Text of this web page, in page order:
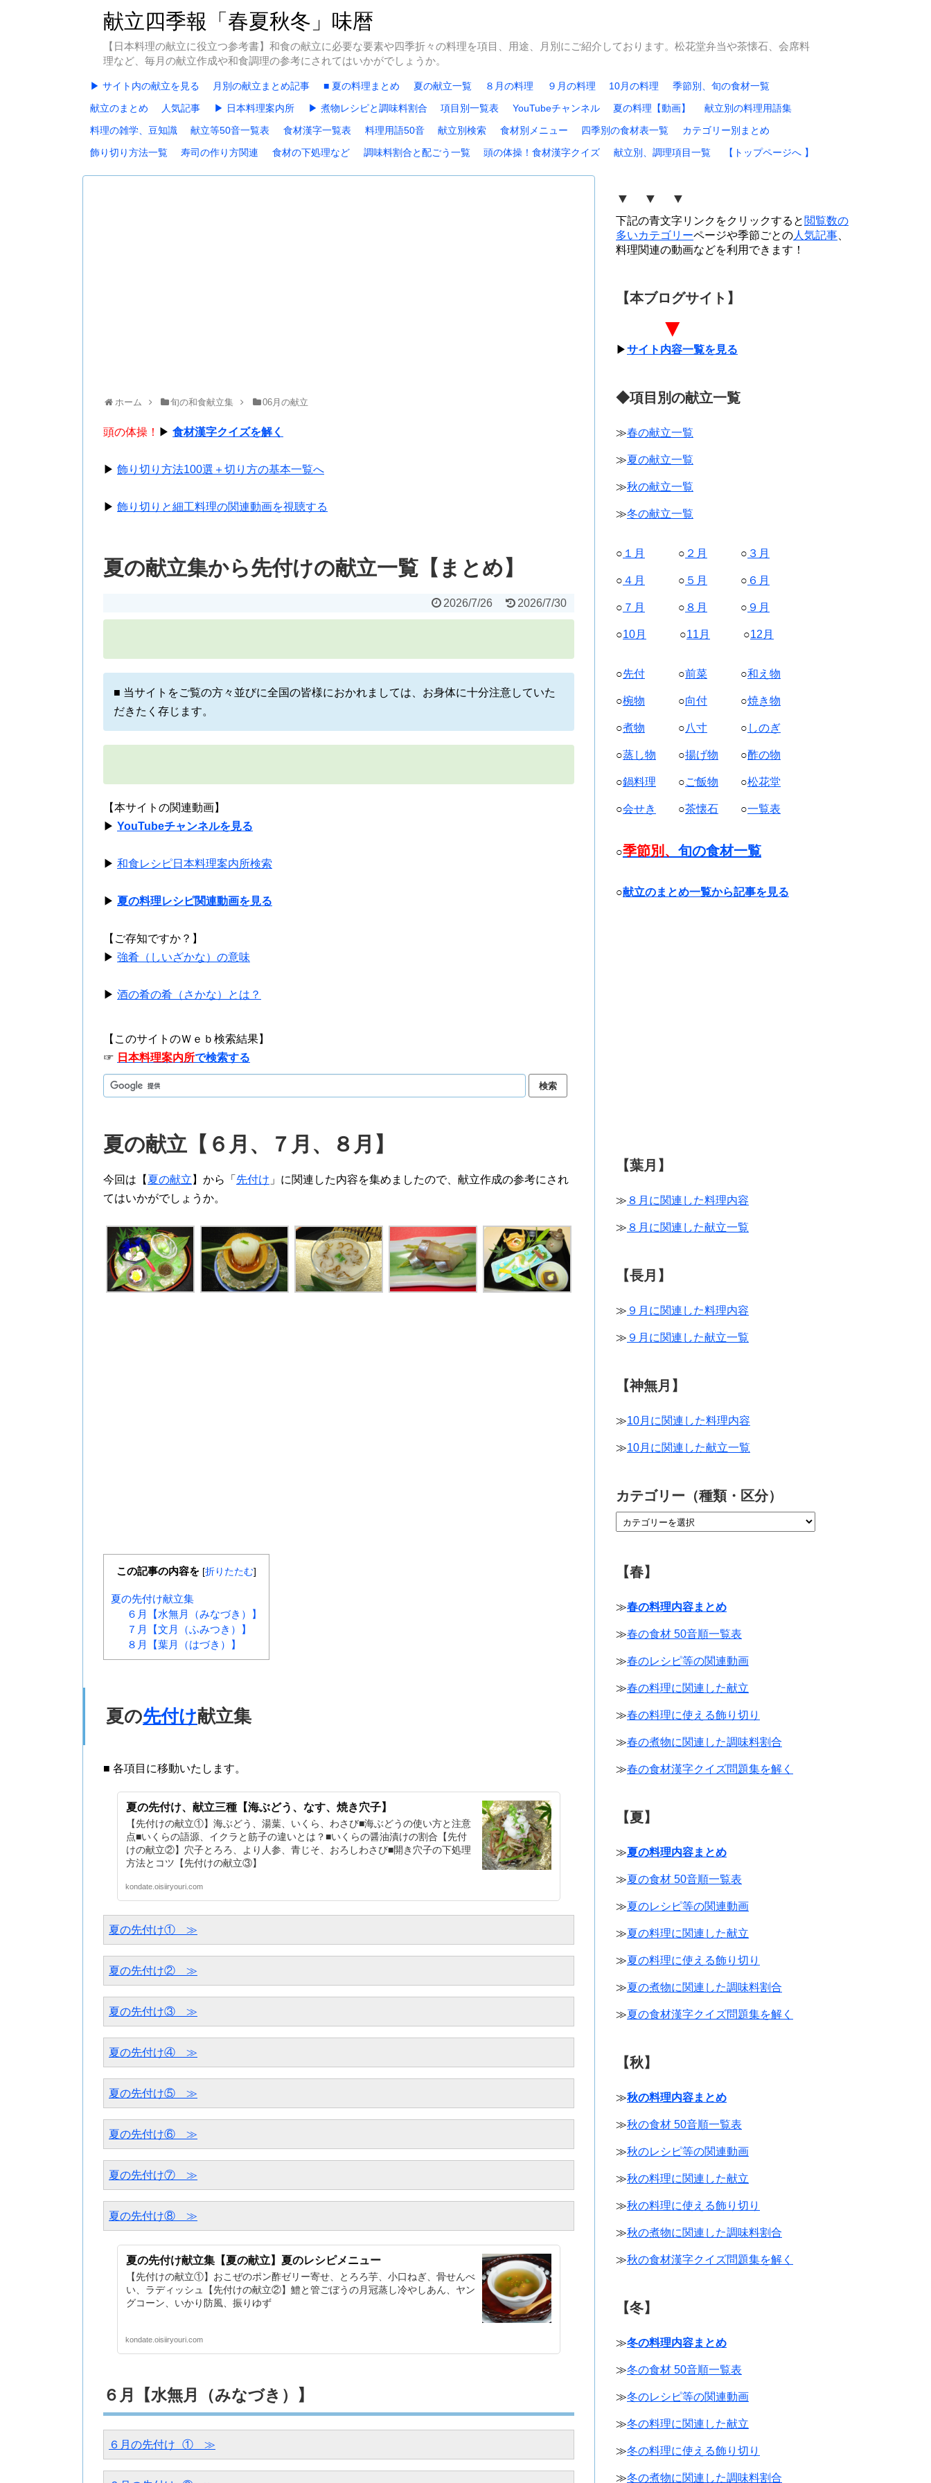
献立四季報「春夏秋冬」味暦
【日本料理の献立に役立つ参考書】和食の献立に必要な要素や四季折々の料理を項目、用途、月別にご紹介しております。松花堂弁当や茶懐石、会席料
理など、毎月の献立作成や和食調理の参考にされてはいかがでしょうか。
▶ サイト内の献立を見る 月別の献立まとめ記事 ■ 夏の料理まとめ 夏の献立一覧 ８月の料理 ９月の料理 10月の料理
季節別、旬の食材一覧
献立のまとめ
人気記事 ▶ 日本料理案内所 ▶ 煮物レシピと調味料割合 項目別一覧表 YouTubeチャンネル 夏の料理【動画】
献立別の料理用語集
料理の雑学、豆知識
献立等50音一覧表 食材漢字一覧表 料理用語50音 献立別検索 食材別メニュー 四季別の食材表一覧
カテゴリー別まとめ
飾り切り方法一覧
寿司の作り方関連 食材の下処理など 調味料割合と配ごう一覧 頭の体操！食材漢字クイズ 献立別、調理項目一覧 【トップページへ 】
ホーム 旬の和食献立集 06月の献立
頭の体操！ ▶ 食材漢字クイズを解く
▶ 飾り切り方法100選＋切り方の基本一覧へ
▶ 飾り切りと細工料理の関連動画を視聴する
夏の献立集から先付けの献立一覧【まとめ】
2026/7/26 2026/7/30
■ 当サイトをご覧の方々並びに全国の皆様におかれましては、お身体に十分注意していた
だきたく存じます。
【本サイトの関連動画】
▶ YouTubeチャンネルを見る
▶ 和食レシピ日本料理案内所検索
▶ 夏の料理レシピ関連動画を見る
【ご存知ですか？】
▶ 強肴（しいざかな）の意味
▶ 酒の肴の肴（さかな）とは？
【このサイトのＷｅｂ検索結果】
☞ 日本料理案内所で検索する
夏の献立【６月、７月、８月】
今回は【 夏の献立 】から「 先付け 」に関連した内容を集めましたので、献立作成の参考にされ
てはいかがでしょうか。
この記事の内容を [折りたたむ]
夏の先付け献立集
６月【水無月（みなづき）】
７月【文月（ふみつき）】
８月【葉月（はづき）】
夏の先付け献立集
■ 各項目に移動いたします。
夏の先付け、献立三種【海ぶどう、なす、焼き穴子】
【先付けの献立①】海ぶどう、湯葉、いくら、わさび■海ぶどうの使い方と注意
点■いくらの語源、イクラと筋子の違いとは？■いくらの醤油漬けの割合【先付
けの献立②】穴子とろろ、より人参、青じそ、おろしわさび■開き穴子の下処理
方法とコツ【先付けの献立③】
kondate.oisiiryouri.com
夏の先付け①　≫
夏の先付け②　≫
夏の先付け③　≫
夏の先付け④　≫
夏の先付け⑤　≫
夏の先付け⑥　≫
夏の先付け⑦　≫
夏の先付け⑧　≫
夏の先付け献立集【夏の献立】夏のレシピメニュー
【先付けの献立①】おこぜのポン酢ゼリー寄せ、とろろ芋、小口ねぎ、骨せんべ
い、ラディッシュ【先付けの献立②】鱧と管ごぼうの月冠蒸し冷やしあん、ヤン
グコーン、いかり防風、振りゆず
kondate.oisiiryouri.com
６月【水無月（みなづき）】
６月の先付け ①　≫
▼ ▼ ▼
下記の青文字リンクをクリックすると 閲覧数の
多いカテゴリーページや季節ごとの人気記事
料理関連の動画などを利用できます！
【本ブログサイト】
▼
▶サイト内容一覧を見る
◆項目別の献立一覧
≫春の献立一覧
≫夏の献立一覧
≫秋の献立一覧
≫冬の献立一覧
○ １月 ○ ２月 ○ ３月
○ ４月 ○ ５月 ○ ６月
○ ７月 ○ ８月 ○ ９月
○10月 ○11月 ○12月
○先付 ○前菜 ○和え物
○椀物 ○向付 ○焼き物
○煮物 ○八寸 ○ しのぎ
○蒸し物 ○揚げ物 ○酢の物
○鍋料理 ○ご飯物 ○松花堂
○会せき ○茶懐石 ○一覧表
○季節別、 旬の食材一覧
○献立のまとめ一覧から記事を見る
【葉月】
≫ ８月に関連した料理内容
≫ ８月に関連した献立一覧
【長月】
≫ ９月に関連した料理内容
≫ ９月に関連した献立一覧
【神無月】
≫10月に関連した料理内容
≫10月に関連した献立一覧
カテゴリー（種類・区分）
【春】
≫春の料理内容まとめ
≫春の食材 50音順一覧表
≫春のレシピ等の関連動画
≫春の料理に関連した献立
≫春の料理に使える飾り切り
≫春の煮物に関連した調味料割合
≫春の食材漢字クイズ問題集を解く
【夏】
≫夏の料理内容まとめ
≫夏の食材 50音順一覧表
≫夏のレシピ等の関連動画
≫夏の料理に関連した献立
≫夏の料理に使える飾り切り
≫夏の煮物に関連した調味料割合
≫夏の食材漢字クイズ問題集を解く
【秋】
≫秋の料理内容まとめ
≫秋の食材 50音順一覧表
≫秋のレシピ等の関連動画
≫秋の料理に関連した献立
≫秋の料理に使える飾り切り
≫秋の煮物に関連した調味料割合
≫秋の食材漢字クイズ問題集を解く
【冬】
≫冬の料理内容まとめ
≫冬の食材 50音順一覧表
≫冬のレシピ等の関連動画
≫冬の料理に関連した献立
≫冬の料理に使える飾り切り
≫冬の煮物に関連した調味料割合